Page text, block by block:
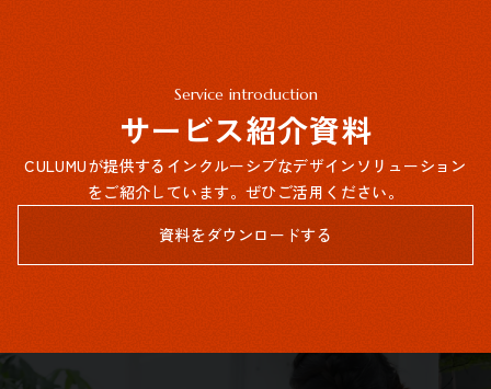
Service introduction
サービス紹介資料
CULUMUが提供するインクルーシブなデザインソリューション
をご紹介しています。ぜひご活用ください。
資料をダウンロードする